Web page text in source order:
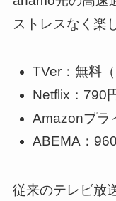
ストレスなく楽
TVer：無料（
Netflix：790
Amazonプラ
ABEMA：
従来のテレビ放